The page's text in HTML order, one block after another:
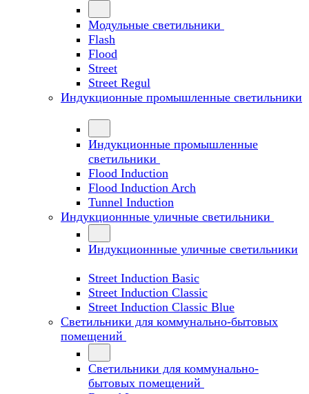
Модульные светильники
Flash
Flood
Street
Street Regul
Индукционные промышленные светильники
Индукционные промышленные
светильники
Flood Induction
Flood Induction Arch
Tunnel Induction
Индукционнные уличные светильники
Индукционнные уличные светильники
Street Induction Basic
Street Induction Classic
Street Induction Classic Blue
Светильники для коммунально-бытовых
помещений
Светильники для коммунально-
бытовых помещений